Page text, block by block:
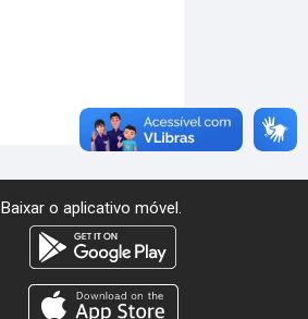
Baixar o aplicativo móvel.